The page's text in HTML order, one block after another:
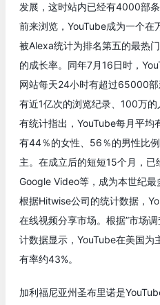
发展，这时站内已经有4000部
前来浏览，YouTube成为一个在
被Alexa统计为排名第五的最热
的成长率。同年7月16日时，
网站每天24小时有超过65000
有近1亿次的浏览纪录、100万
有统计指出，YouTube每月平均
有44％的女性、56％的男性比
主。在成立后的短短15个月，
Google Video等，成为本世纪
根据Hitwise公司的统计数据，
在线视频分享市场。根据”市场
计数据显示，YouTube在美国为
有率约43%。
加利福尼亚州圣布里诺是